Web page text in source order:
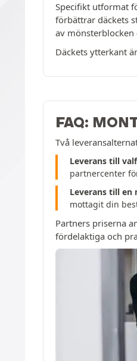
Specifikt utformat
förbättrar däckets
av mönsterblocken
Däckets ytterkant
FAQ:
Två
Leverans till
partnercenter
Leverans till
mottagit din
Partners priserna
fördelaktiga och